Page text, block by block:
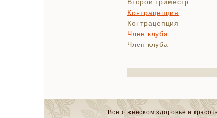
Второй триместр
Контрацепция
Контрацепция
Член клуба
Член клуба
Всё о женсκом здоровье и